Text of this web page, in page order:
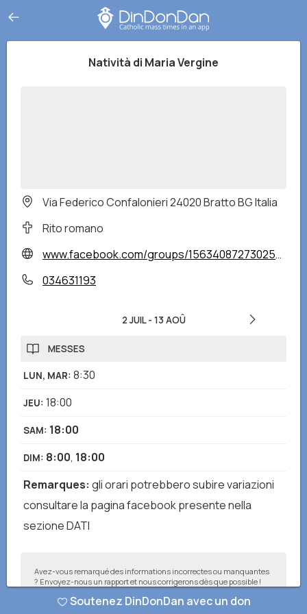
Natività di Maria Vergine
Via Federico Confalonieri 24020 Bratto BG Italia
Rito romano
www.facebook.com/groups/1563408727302503/
034631193
2 JUIL- 13 AOÛ
MESSES
LUN, MAR: 8:30
JEU: 18:00
SAM: 18:00
DIM: 8:00, 18:00
Remarques: gli orari potrebbero subire variazioni
consultare la pagina facebook presente nella
sezione DATI
Avez-vous remarqué des informations incorrectes ou manquantes
? Envoyez-nous un rapport et nous corrigerons dès que possible !
Soutenez DinDonDan avec un don